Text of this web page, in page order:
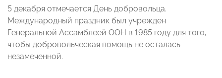
5 декабря отмечается День добровольца.
Международный праздник был учрежден
Генеральной Ассамблеей ООН в 1985 году для того,
чтобы добровольческая помощь не осталась
незамеченной.